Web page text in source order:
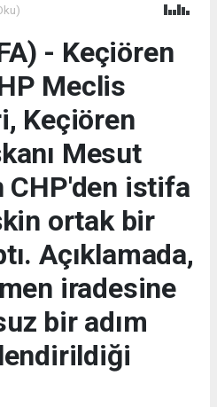
- Keçiören
Meclis
Keçiören
Mesut
CHP'den istifa
ortak bir
Açıklamada,
iradesine
bir adım